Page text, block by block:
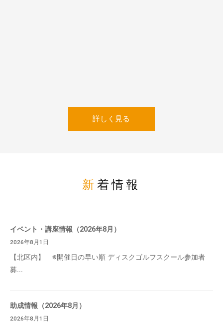
詳しく見る
新着情報
イベント・講座情報（2026年8月）
2026年8月1日
【北区内】 ※開催日の早い順 ディスクゴルフスクール参加者
募...
助成情報（2026年8月）
2026年8月1日